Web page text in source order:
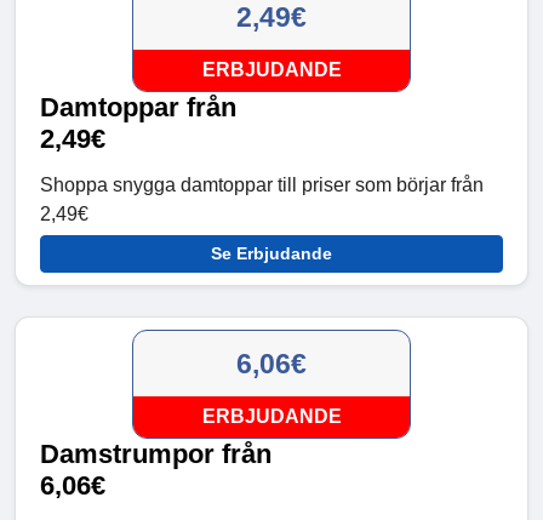
2,49€
ERBJUDANDE
Damtoppar från
2,49€
Shoppa snygga damtoppar till priser som börjar från
2,49€
Se Erbjudande
6,06€
ERBJUDANDE
Damstrumpor från
6,06€